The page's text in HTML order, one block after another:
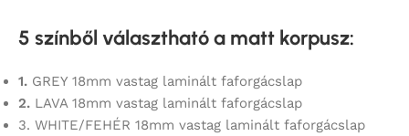
5 színből választható a matt korpusz:
1. GREY 18mm vastag laminált faforgácslap
2. LAVA 18mm vastag laminált faforgácslap
3. WHITE/FEHÉR 18mm vastag laminált faforgácslap